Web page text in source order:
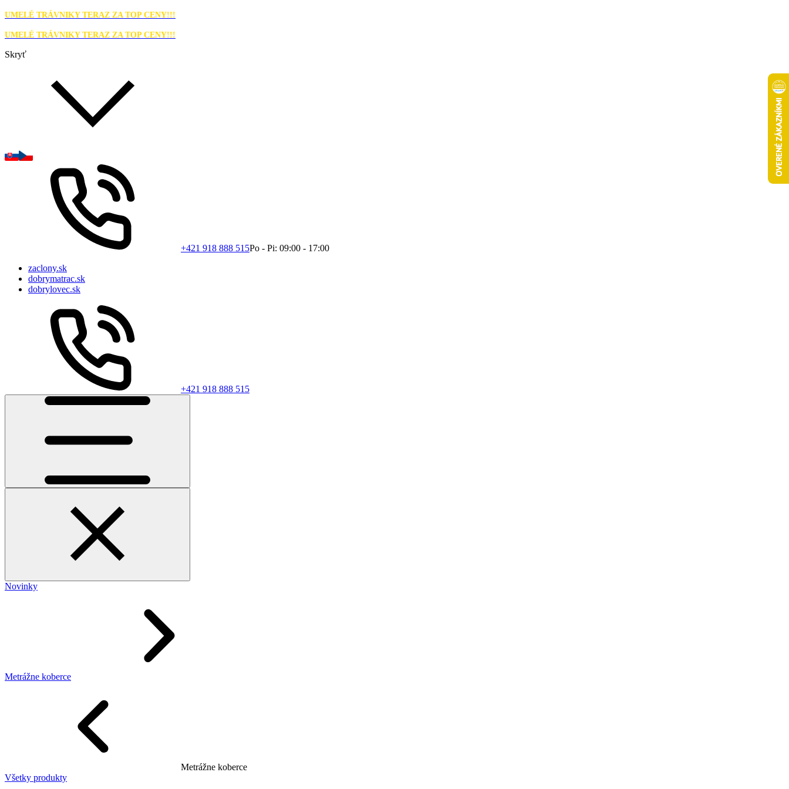
UMELÉ TRÁVNIKY TERAZ ZA TOP CENY!!!
UMELÉ TRÁVNIKY TERAZ ZA TOP CENY!!!
Skryť
+421 918 888 515Po - Pi: 09:00 - 17:00
zaclony.sk
dobrymatrac.sk
dobrylovec.sk
+421 918 888 515
Novinky
Metrážne koberce
Metrážne koberce
Všetky produkty